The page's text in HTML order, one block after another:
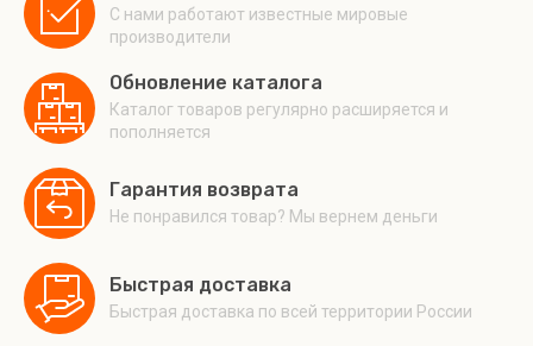
С нами работают известные мировые
производители
Обновление каталога
Каталог товаров регулярно расширяется и
пополняется
Гарантия возврата
Не понравился товар? Мы вернем деньги
Быстрая доставка
Быстрая доставка по всей территории России